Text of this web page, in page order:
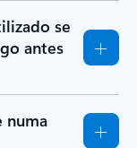
se
antes
numa